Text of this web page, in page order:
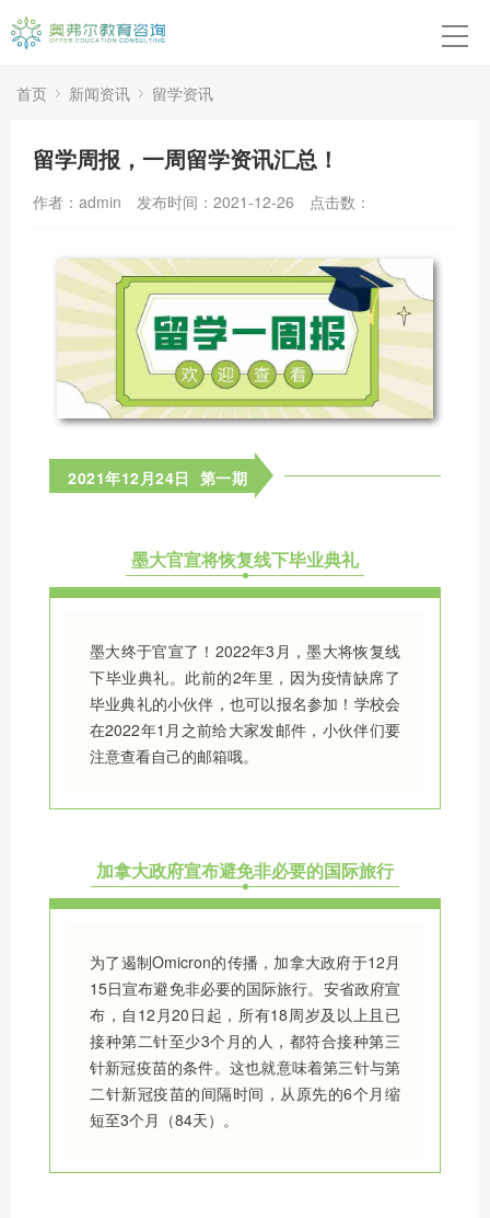
高中申请
转学申请
留学紧急应对
成功案例
关于我们
首页 新闻资讯 留学资讯
留学周报，一周留学资讯汇总！
作者：admin 发布时间：2021-12-26 点击数：
2021年12月24日 第一期
墨大官宣将恢复线下毕业典礼
墨大终于官宣了！2022年3月，墨大将恢复线
下毕业典礼。此前的2年里，因为疫情缺席了
毕业典礼的小伙伴，也可以报名参加！学校会
在2022年1月之前给大家发邮件，小伙伴们要
注意查看自己的邮箱哦。
加拿大政府宣布避免非必要的国际旅行
为了遏制Omicron的传播，加拿大政府于12月
15日宣布避免非必要的国际旅行。安省政府宣
布，自12月20日起，所有18周岁及以上且已
接种第二针至少3个月的人，都符合接种第三
针新冠疫苗的条件。这也就意味着第三针与第
二针新冠疫苗的间隔时间，从原先的6个月缩
短至3个月（84天）。